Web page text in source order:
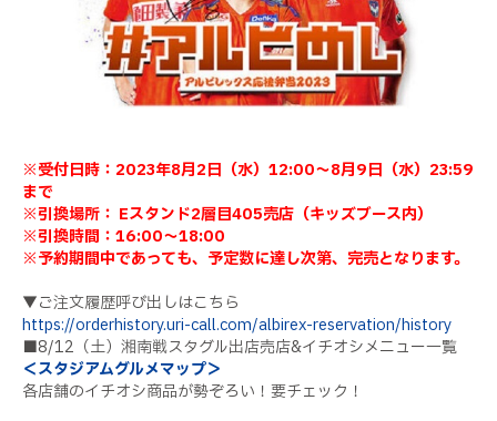
※受付日時：2023年8月2日（水）12:00～8月9日（水）23:59
まで
※引換場所： Eスタンド2層目405売店（キッズブース内）
※引換時間：16:00～18:00
※予約期間中であっても、予定数に達し次第、完売となります。
▼ご注文履歴呼び出しはこちら
https://orderhistory.uri-call.com/albirex-reservation/history
■8/12（土）湘南戦スタグル出店売店&イチオシメニュー一覧
＜スタジアムグルメマップ＞
各店舗のイチオシ商品が勢ぞろい！要チェック！